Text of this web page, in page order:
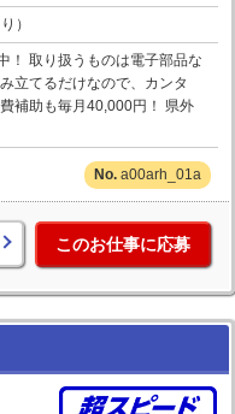
）
取り扱うものは電子部品な
立てるだけなので、カンタ
補助も毎月40,000円！ 県外
a00arh_01a
このお仕事に応募